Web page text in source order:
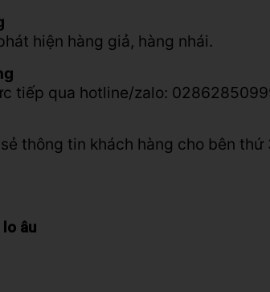
hiện hàng giả, hàng nhái.
tiếp qua hotline/zalo:
thông tin khách hàng cho bên thứ
âu